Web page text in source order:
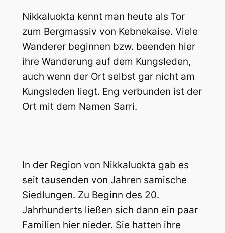
Nikkaluokta kennt man heute als Tor
zum Bergmassiv von Kebnekaise. Viele
Wanderer beginnen bzw. beenden hier
ihre Wanderung auf dem Kungsleden,
auch wenn der Ort selbst gar nicht am
Kungsleden liegt. Eng verbunden ist der
Ort mit dem Namen Sarri.
In der Region von Nikkaluokta gab es
seit tausenden von Jahren samische
Siedlungen. Zu Beginn des 20.
Jahrhunderts ließen sich dann ein paar
Familien hier nieder. Sie hatten ihre